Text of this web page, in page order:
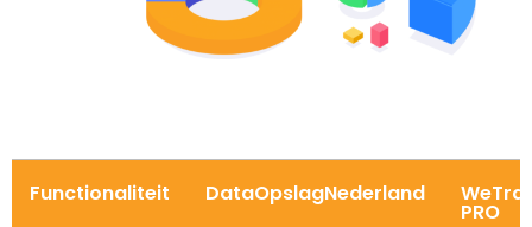
Functionaliteit DataOpslagNederland
PRO